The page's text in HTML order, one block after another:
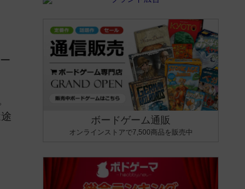
ボードゲーム通販
オンラインストアで7,500商品を販売中